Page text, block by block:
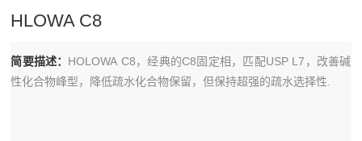
HLOWA C8
简要描述： HOLOWA C8，经典的C8固定相，匹配USP L7，改善碱
性化合物峰型，降低疏水化合物保留，但保持超强的疏水选择性.